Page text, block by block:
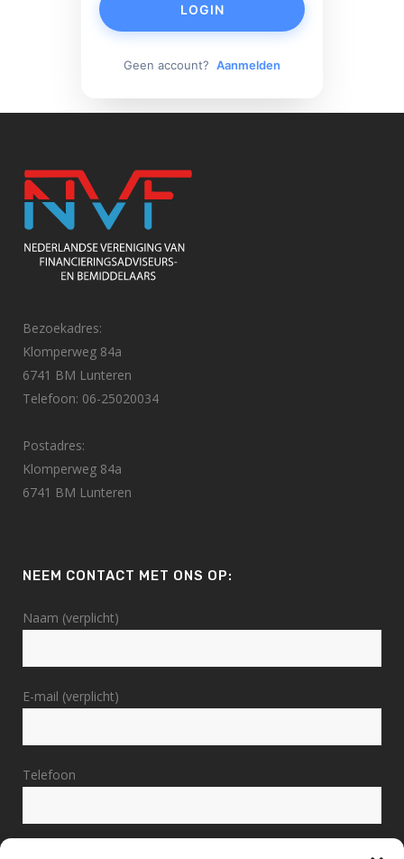
LOGIN
Geen account? Aanmelden
Bezoekadres:
Klomperweg 84a
6741 BM Lunteren
Telefoon: 06-25020034
Postadres:
Klomperweg 84a
6741 BM Lunteren
NEEM CONTACT MET ONS OP:
Naam (verplicht)
E-mail (verplicht)
Telefoon